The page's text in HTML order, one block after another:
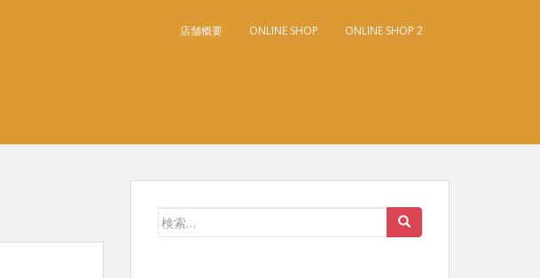
店舗概要 ONLINE SHOP ONLINE SHOP 2
検